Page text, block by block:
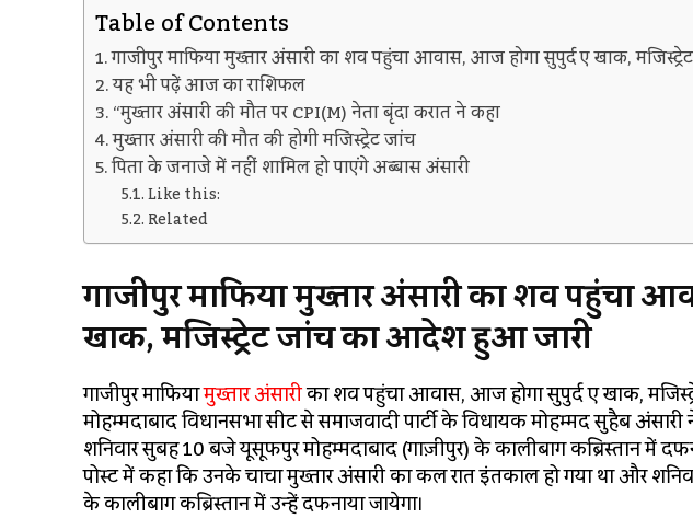
Table of Contents
गाजीपुर माफिया मुख्तार अंसारी का शव पहुंचा आवास, आज होगा सुपुर्द ए खाक,
यह भी पढ़ें आज का राशिफल
“मुख्तार अंसारी की मौत पर CPI(M) नेता बृंदा करात ने कहा
मुख्तार अंसारी की मौत की होगी मजिस्ट्रेट जांच
पिता के जनाजे में नहीं शामिल हो पाएंगे अब्बास अंसारी
Like this:
Related
गाजीपुर माफिया मुख्तार अंसारी का शव पहुंचा
खाक, मजिस्ट्रेट जांच का आदेश हुआ जारी
गाजीपुर माफियामुख्तार अंसारीका शव पहुंचा आवास, आज होगा सुपुर्द ए खाक,
मोहम्मदाबाद विधानसभा सीट से समाजवादी पार्टी के विधायक मोहम्मद सुहैब
शनिवार सुबह 10 बजे यूसूफपुर मोहम्मदाबाद (गाज़ीपुर) के कालीबाग कब्रिस्तान में
पोस्ट में कहा कि उनके चाचा मुख्तार अंसारी का कल रात इंतकाल हो गया था और
के कालीबाग कब्रिस्तान में उन्हें दफनाया जायेगा।